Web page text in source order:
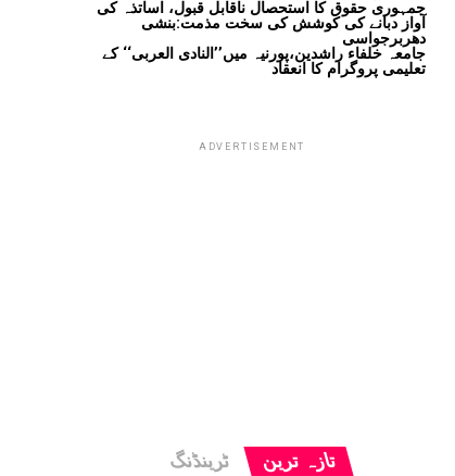
جمہوری حقوق کا استحصال ناقابل قبول، اساتذہ کی
آواز دبانے کی کوشش کی سخت مذمت:بنشی
دھربرجواسی
جامعہ خلفاء راشدین،پورنیہ میں’’النادی العربی‘‘ کے
تعلیمی پروگرام کا انعقاد
ADVERTISEMENT
تازہ ترین ٹرینڈنگ